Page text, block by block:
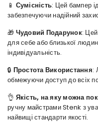
📱 Сумісність: Цей бампер
забезпечуючи надійний
🎁 Чудовий Подарунок:
для себе або близької
індивідуальність.
🔒 Простота Використання:
обмежуючи доступ до всіх
👌 Якість, на яку можна
ручну майстрами Stenk з
найвищі стандарти якості.